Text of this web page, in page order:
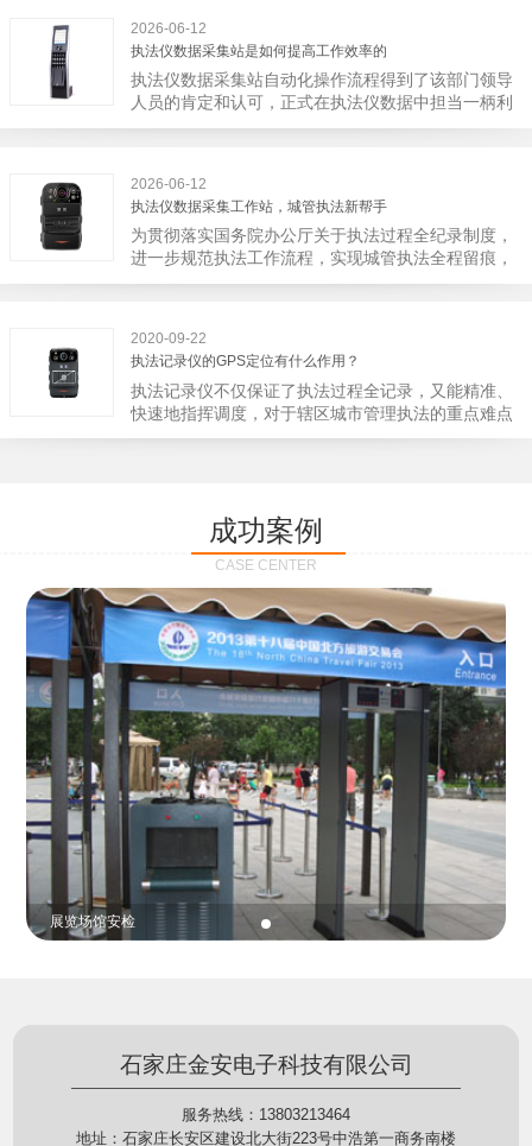
大体只有两个，其一，安装安检门是否会激化矛盾。
其二，安装安检门可以防范于未然。1月6号当天，南
宁市第二医院刚试行安检的首日，检查出10多把各类
刀具和一把管制类刀具。近来伤医事件屡屡发生，安
装安检门可以缓解医生安全感不足的问题，同时安检
2026-06-12
执法仪数据采集站是如何提高工作效率的
执法仪数据采集站自动化操作流程得到了该部门领导
人员的肯定和认可，正式在执法仪数据中担当一柄利
剑。 执法仪数据采集站对于执法仪数据资料的管理
备能自动读取目标对象，并同步到采集站中，此外设
备具有断点续传的功能，如果碰到网络故障，可以从
已经上传或下载的部分开始继续上传下载未完成的部
分，而没有必要从头开始上传下载，能节省时间，提
高速度。再者待数据传输完毕之后，执法仪数据采集
下次直接使用，提高执法仪数据效率。执法仪数据采
集站还具有强大的数据存储管理系统，后台统计不同
上传时段、不同重要级别的数据，将统计结果以图表
或者报表的形式呈现；设备设置有用户操作权限管
理，自动将用户警员编号与执法仪编号绑定，保障数
据的合法性，同时系统可设置每个警员的权限，明确
2026-06-12
执法仪数据采集工作站，城管执法新帮手
为贯彻落实国务院办公厅关于执法过程全纪录制度，
进一步规范执法工作流程，实现城管执法全程留痕，
深入推进执法队伍规范化建设，给城管执法工作添加
止了双方矛盾的发生。现在有了执法仪数据采集工作
站，执法队员的担忧便得到有效的解决。每个采集工
作站可支持多台执法记录仪设备同时上传数据，队员
当天使用当天上传，通过数据线接入到采集工作站，
它会自动读取所有的视频、音频、图片、日志等信
作站也能自动为执法记录仪充充电、校校时，做执法
记录仪的贴心小"保姆"。随着群众法律意识的逐步提
高，行政执法行为更加"阳光、透明"，通过工作站可
以随时调取证据视频，精准查阅现场资料，直戳了当
的展示给行政相对人看，有效的减少了行政相对人对
城管执法行为的误解，树立了执法的公信力。
2020-09-22
执法记录仪的GPS定位有什么作用？
执法记录仪不仅保证了执法过程全记录，又能精准、
快速地指挥调度，对于辖区城市管理执法的重点难点
也能一目了然，在城市管理工作信息化中发挥着重要
定位模块，可通过移动网络将位置信息实时发送到监
控中心，在平台的电子地图上显示出设备的具体位
置，实时查看执法人员到岗情况及根据执法环境迅速
调配周边执法人员。同时，内置NFC芯片，可支持身
份证查验等拓展功能，在实战中发挥着重要的作用，
能广泛应用于交警公安执法、卫生监督、城管执法、
海关执法、路政、质量监督、林业园林、消防、质量
监督、公路铁路等各个领域。
成功案例
CASE CENTER
贵重金属防盗
石家庄金安电子科技有限公司
服务热线：13803213464
地址：石家庄长安区建设北大街223号中浩第一商务南楼